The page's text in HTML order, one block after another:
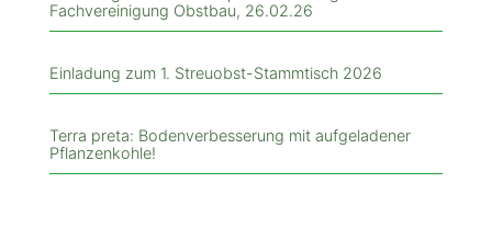
Fachvereinigung Obstbau, 26.02.26
Einladung zum 1. Streuobst-Stammtisch 2026
Terra preta: Bodenverbesserung mit aufgeladener
Pflanzenkohle!